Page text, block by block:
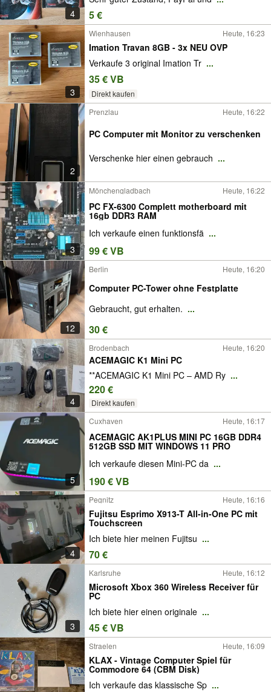
4 5 €
3
Wienhausen Heute, 16:23
Imation Travan 8GB - 3x NEU OVP
Verkaufe 3 original Imation Tr ...
35 € VB
Direkt kaufen
2
Prenzlau Heute, 16:22
PC Computer mit Monitor zu verschenken
Verschenke hier einen gebrauch ...
3
Mönchengladbach Heute, 16:22
PC FX-6300 Complett motherboard mit
16gb DDR3 RAM
Ich verkaufe einen funktionsfä ...
99 € VB
12
Berlin Heute, 16:20
Computer PC-Tower ohne Festplatte
Gebraucht, gut erhalten. ...
30 €
4
Brodenbach Heute, 16:20
ACEMAGIC K1 Mini PC
**ACEMAGIC K1 Mini PC – AMD Ry ...
220 €
Direkt kaufen
5
Cuxhaven Heute, 16:17
ACEMAGIC AK1PLUS MINI PC 16GB DDR4
512GB SSD MIT WINDOWS 11 PRO
Ich verkaufe diesen Mini-PC da ...
190 € VB
4
Pegnitz Heute, 16:16
Fujitsu Esprimo X913-T All-in-One PC mit
Touchscreen
Ich biete hier meinen Fujitsu ...
70 €
3
Karlsruhe Heute, 16:12
Microsoft Xbox 360 Wireless Receiver für
PC
Ich biete hier einen originale ...
45 € VB
Straelen Heute, 16:09
KLAX - Vintage Computer Spiel für
Commodore 64 (CBM Disk)
Ich verkaufe das klassische Sp ...